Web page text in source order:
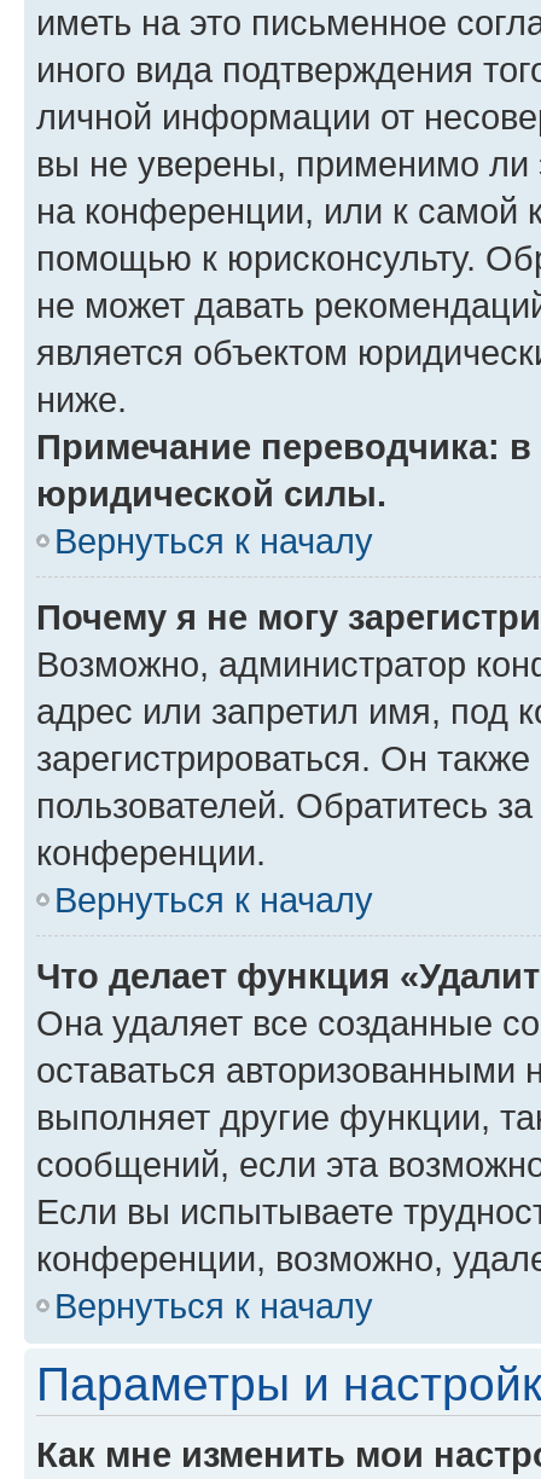
иметь на это письменное
иного вида подтверждения
личной информации от
вы не уверены, применимо ли
на конференции, или к самой
помощью к юрисконсульту.
не может давать
является объектом
ниже.
Примечание переводчика:
юридической силы.
Вернуться к началу
Почему я не могу
Возможно, администратор
адрес или запретил имя, под
зарегистрироваться. Он
пользователей. Обратитесь
конференции.
Вернуться к началу
Что делает функция
Она удаляет все созданные
оставаться авторизованными
выполняет другие функции,
сообщений, если эта
Если вы испытываете
конференции, возможно,
Вернуться к началу
Параметры и
Как мне изменить мои